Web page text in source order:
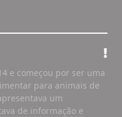
e começou por ser uma
para animais de
um
de informação e